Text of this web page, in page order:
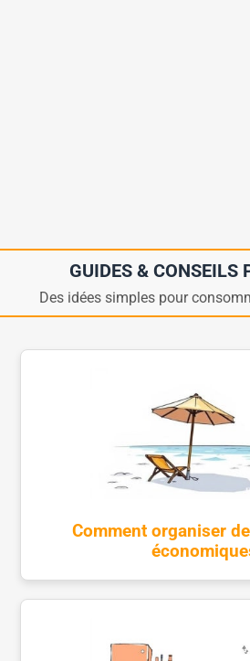
GUIDES & CONSEILS
Des idées simples pour
Comment organiser